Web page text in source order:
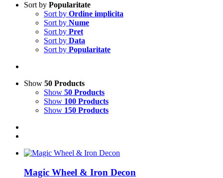
Sort by Popularitate
Sort by Ordine implicita
Sort by Nume
Sort by Pret
Sort by Data
Sort by Popularitate
Show 50 Products
Show 50 Products
Show 100 Products
Show 150 Products
Magic Wheel & Iron Decon